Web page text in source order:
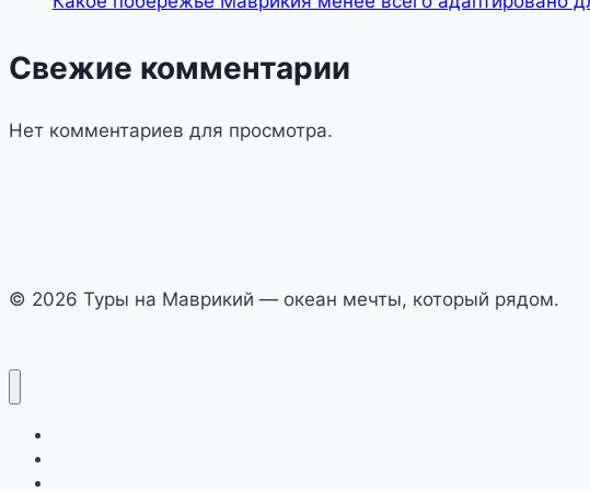
Свежие комментарии
Нет комментариев для просмотра.
© 2026 Туры на Маврикий — океан мечты, который рядом.